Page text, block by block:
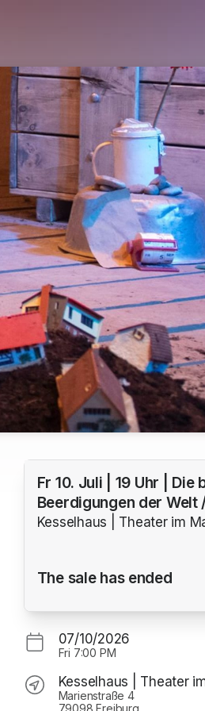
Fr 10. Juli | 19 Uhr | Die
Beerdigungen der Welt
Kesselhaus | Theater im
The sale has ended
07/10/2026
Fri 7:00 PM
Kesselhaus | Theater
Marienstraße 4
79098 Freiburg